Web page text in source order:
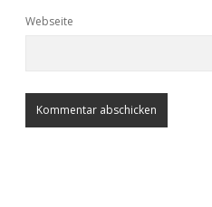
Webseite